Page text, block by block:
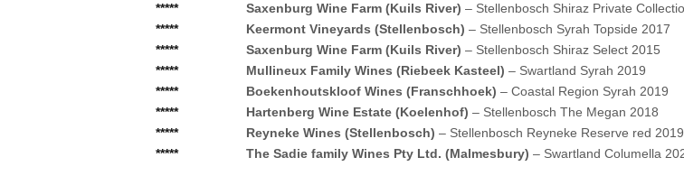
*****
Saxenburg Wine Farm (Kuils River) – Stellenbosch Shiraz Private
*****
Keermont Vineyards (Stellenbosch) – Stellenbosch Syrah Topside 2017
*****
Saxenburg Wine Farm (Kuils River) – Stellenbosch Shiraz Select 2015
*****
Mullineux Family Wines (Riebeek Kasteel) – Swartland Syrah 2019
*****
Boekenhoutskloof Wines (Franschhoek) – Coastal Region Syrah 2019
*****
Hartenberg Wine Estate (Koelenhof) – Stellenbosch The Megan 2018
*****
Reyneke Wines (Stellenbosch) – Stellenbosch Reyneke Reserve red 2019
*****
The Sadie family Wines Pty Ltd. (Malmesbury) – Swartland Columella